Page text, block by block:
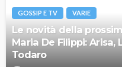
GOSSIP E TV VARIE
Le novità della
Maria De Filippi:
Todaro